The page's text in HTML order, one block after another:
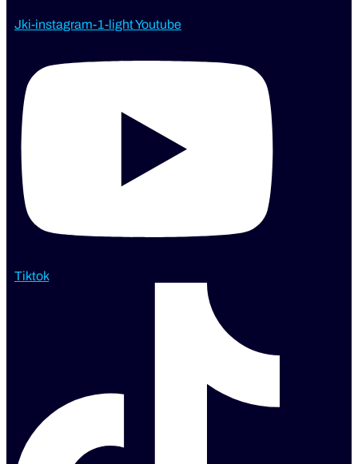
Jki-instagram-1-lightYoutube
Tiktok